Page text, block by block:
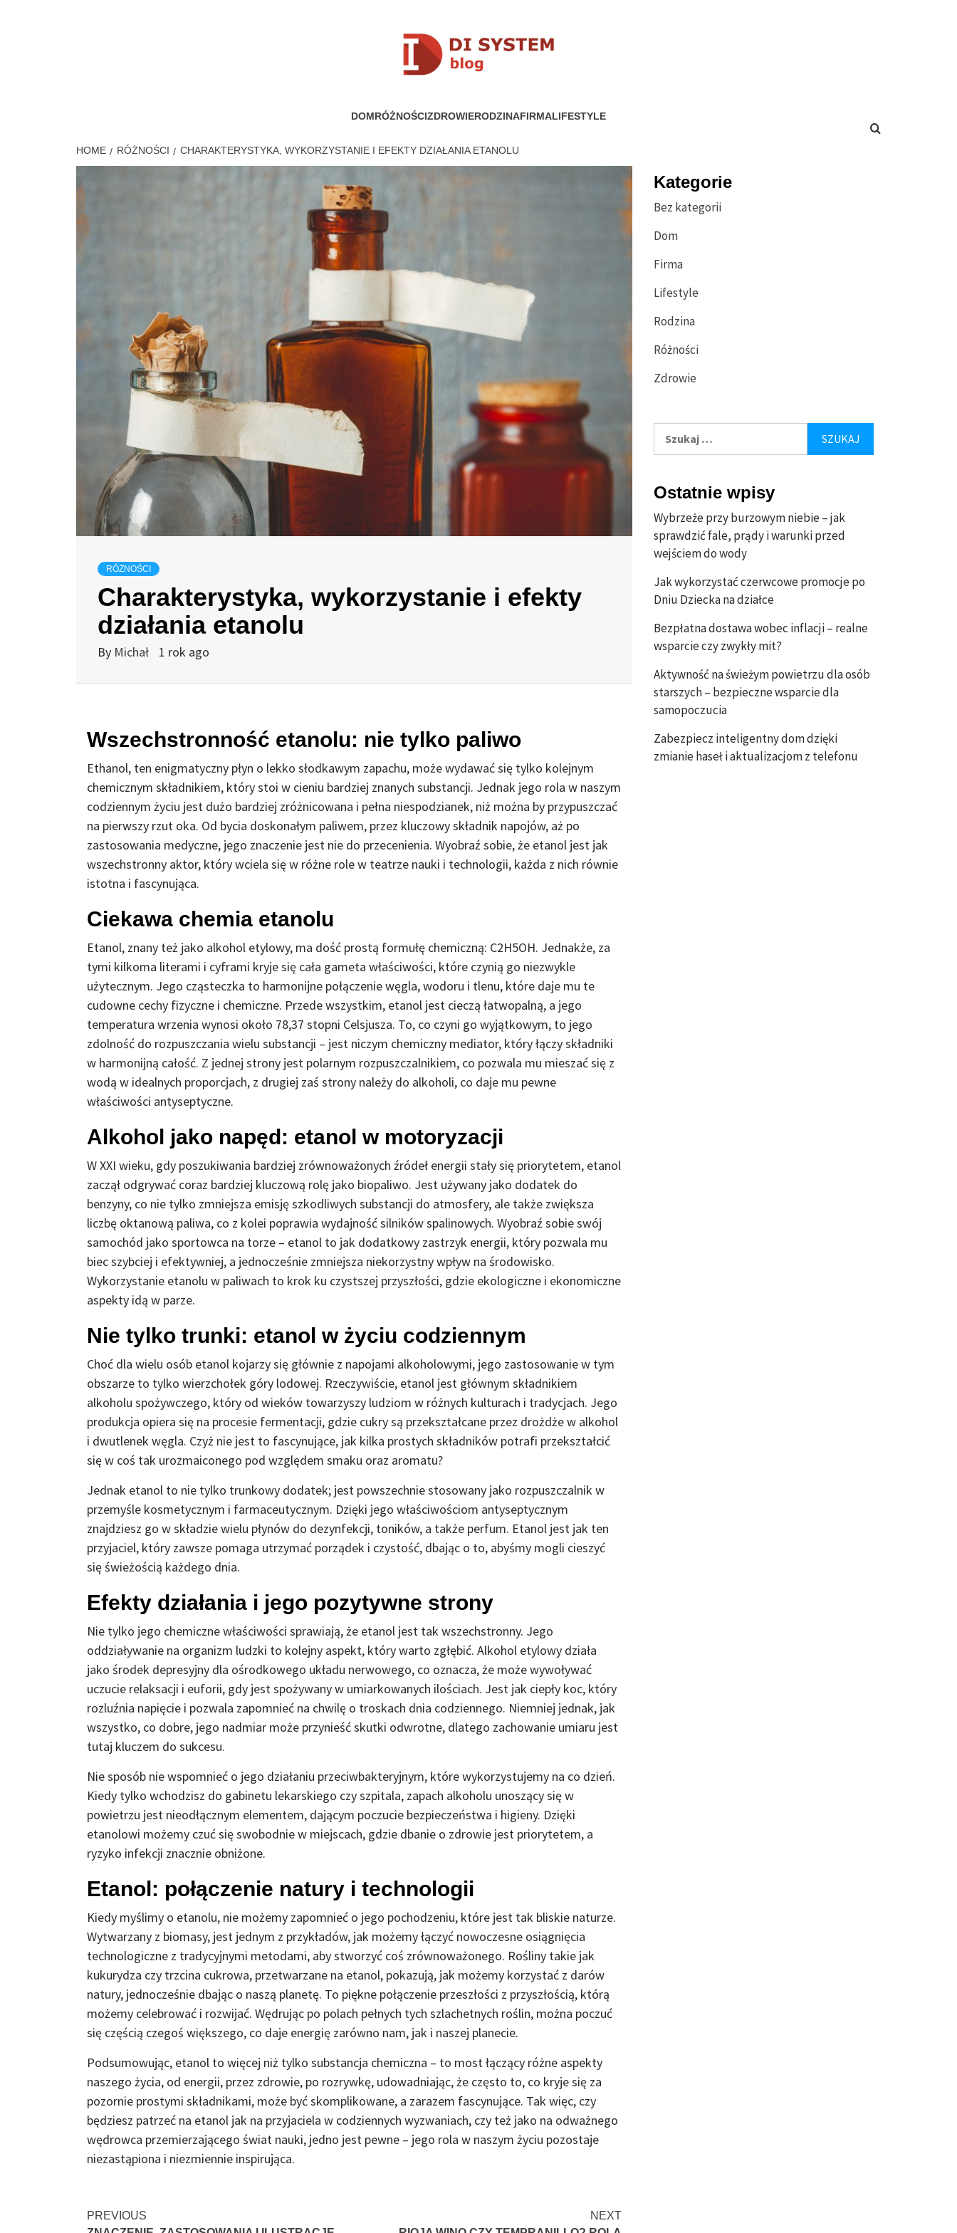
MÓJ SYSTEM
DOMRÓŻNOŚCIZDROWIERODZINAFIRMALIFESTYLE
HOME RÓŻNOŚCI CHARAKTERYSTYKA, WYKORZYSTANIE I EFEKTY DZIAŁANIA ETANOLU
RÓŻNOŚCI
Charakterystyka, wykorzystanie i efekty
działania etanolu
By Michał 1 rok ago
Wszechstronność etanolu: nie tylko paliwo
Ethanol, ten enigmatyczny płyn o lekko słodkawym zapachu, może wydawać się tylko kolejnym
chemicznym składnikiem, który stoi w cieniu bardziej znanych substancji. Jednak jego rola w naszym
codziennym życiu jest dużo bardziej zróżnicowana i pełna niespodzianek, niż można by przypuszczać
na pierwszy rzut oka. Od bycia doskonałym paliwem, przez kluczowy składnik napojów, aż po
zastosowania medyczne, jego znaczenie jest nie do przecenienia. Wyobraź sobie, że etanol jest jak
wszechstronny aktor, który wciela się w różne role w teatrze nauki i technologii, każda z nich równie
istotna i fascynująca.
Ciekawa chemia etanolu
Etanol, znany też jako alkohol etylowy, ma dość prostą formułę chemiczną: C2H5OH. Jednakże, za
tymi kilkoma literami i cyframi kryje się cała gameta właściwości, które czynią go niezwykle
użytecznym. Jego cząsteczka to harmonijne połączenie węgla, wodoru i tlenu, które daje mu te
cudowne cechy fizyczne i chemiczne. Przede wszystkim, etanol jest cieczą łatwopalną, a jego
temperatura wrzenia wynosi około 78,37 stopni Celsjusza. To, co czyni go wyjątkowym, to jego
zdolność do rozpuszczania wielu substancji – jest niczym chemiczny mediator, który łączy składniki
w harmonijną całość. Z jednej strony jest polarnym rozpuszczalnikiem, co pozwala mu mieszać się z
wodą w idealnych proporcjach, z drugiej zaś strony należy do alkoholi, co daje mu pewne
właściwości antyseptyczne.
Alkohol jako napęd: etanol w motoryzacji
W XXI wieku, gdy poszukiwania bardziej zrównoważonych źródeł energii stały się priorytetem, etanol
zaczął odgrywać coraz bardziej kluczową rolę jako biopaliwo. Jest używany jako dodatek do
benzyny, co nie tylko zmniejsza emisję szkodliwych substancji do atmosfery, ale także zwiększa
liczbę oktanową paliwa, co z kolei poprawia wydajność silników spalinowych. Wyobraź sobie swój
samochód jako sportowca na torze – etanol to jak dodatkowy zastrzyk energii, który pozwala mu
biec szybciej i efektywniej, a jednocześnie zmniejsza niekorzystny wpływ na środowisko.
Wykorzystanie etanolu w paliwach to krok ku czystszej przyszłości, gdzie ekologiczne i ekonomiczne
aspekty idą w parze.
Nie tylko trunki: etanol w życiu codziennym
Choć dla wielu osób etanol kojarzy się głównie z napojami alkoholowymi, jego zastosowanie w tym
obszarze to tylko wierzchołek góry lodowej. Rzeczywiście, etanol jest głównym składnikiem
alkoholu spożywczego, który od wieków towarzyszy ludziom w różnych kulturach i tradycjach. Jego
produkcja opiera się na procesie fermentacji, gdzie cukry są przekształcane przez drożdże w alkohol
i dwutlenek węgla. Czyż nie jest to fascynujące, jak kilka prostych składników potrafi przekształcić
się w coś tak urozmaiconego pod względem smaku oraz aromatu?
Jednak etanol to nie tylko trunkowy dodatek; jest powszechnie stosowany jako rozpuszczalnik w
przemyśle kosmetycznym i farmaceutycznym. Dzięki jego właściwościom antyseptycznym
znajdziesz go w składzie wielu płynów do dezynfekcji, toników, a także perfum. Etanol jest jak ten
przyjaciel, który zawsze pomaga utrzymać porządek i czystość, dbając o to, abyśmy mogli cieszyć
się świeżością każdego dnia.
Efekty działania i jego pozytywne strony
Nie tylko jego chemiczne właściwości sprawiają, że etanol jest tak wszechstronny. Jego
oddziaływanie na organizm ludzki to kolejny aspekt, który warto zgłębić. Alkohol etylowy działa
jako środek depresyjny dla ośrodkowego układu nerwowego, co oznacza, że może wywoływać
uczucie relaksacji i euforii, gdy jest spożywany w umiarkowanych ilościach. Jest jak ciepły koc, który
rozluźnia napięcie i pozwala zapomnieć na chwilę o troskach dnia codziennego. Niemniej jednak, jak
wszystko, co dobre, jego nadmiar może przynieść skutki odwrotne, dlatego zachowanie umiaru jest
tutaj kluczem do sukcesu.
Nie sposób nie wspomnieć o jego działaniu przeciwbakteryjnym, które wykorzystujemy na co dzień.
Kiedy tylko wchodzisz do gabinetu lekarskiego czy szpitala, zapach alkoholu unoszący się w
powietrzu jest nieodłącznym elementem, dającym poczucie bezpieczeństwa i higieny. Dzięki
etanolowi możemy czuć się swobodnie w miejscach, gdzie dbanie o zdrowie jest priorytetem, a
ryzyko infekcji znacznie obniżone.
Etanol: połączenie natury i technologii
Kiedy myślimy o etanolu, nie możemy zapomnieć o jego pochodzeniu, które jest tak bliskie naturze.
Wytwarzany z biomasy, jest jednym z przykładów, jak możemy łączyć nowoczesne osiągnięcia
technologiczne z tradycyjnymi metodami, aby stworzyć coś zrównoważonego. Rośliny takie jak
kukurydza czy trzcina cukrowa, przetwarzane na etanol, pokazują, jak możemy korzystać z darów
natury, jednocześnie dbając o naszą planetę. To piękne połączenie przeszłości z przyszłością, którą
możemy celebrować i rozwijać. Wędrując po polach pełnych tych szlachetnych roślin, można poczuć
się częścią czegoś większego, co daje energię zarówno nam, jak i naszej planecie.
Podsumowując, etanol to więcej niż tylko substancja chemiczna – to most łączący różne aspekty
naszego życia, od energii, przez zdrowie, po rozrywkę, udowadniając, że często to, co kryje się za
pozornie prostymi składnikami, może być skomplikowane, a zarazem fascynujące. Tak więc, czy
będziesz patrzeć na etanol jak na przyjaciela w codziennych wyzwaniach, czy też jako na odważnego
wędrowca przemierzającego świat nauki, jedno jest pewne – jego rola w naszym życiu pozostaje
niezastąpiona i niezmiennie inspirująca.
Continue
PREVIOUS
NEXT
Kategorie
Bez kategorii
Dom
Firma
Lifestyle
Rodzina
Różności
Zdrowie
Ostatnie wpisy
Wybrzeże przy burzowym niebie – jak
sprawdzić fale, prądy i warunki przed
wejściem do wody
Jak wykorzystać czerwcowe promocje po
Dniu Dziecka na działce
Bezpłatna dostawa wobec inflacji – realne
wsparcie czy zwykły mit?
Aktywność na świeżym powietrzu dla osób
starszych – bezpieczne wsparcie dla
samopoczucia
Zabezpiecz inteligentny dom dzięki
zmianie haseł i aktualizacjom z telefonu